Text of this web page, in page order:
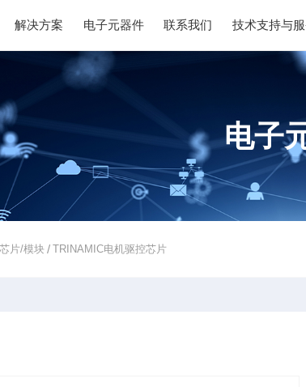
解决方案 电子元器件 联系我们 技术支持与
电子
片/模块 / TRINAMIC电机驱控芯片